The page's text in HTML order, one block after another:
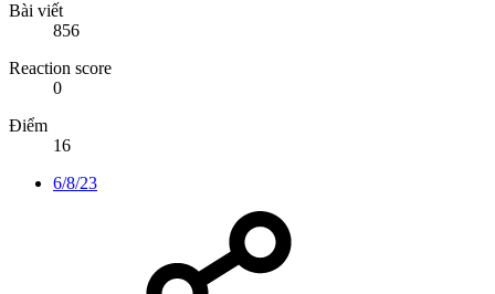
Bài viết
856
Reaction score
0
Điểm
16
6/8/23